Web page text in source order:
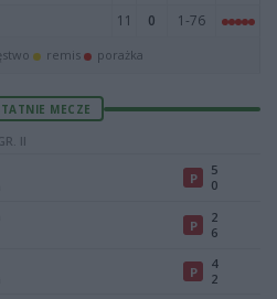
11 0 1-76
remis porażka
MECZE
II
P
5
0
P
2
6
P
4
2